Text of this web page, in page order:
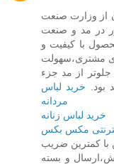
از وزارت صنعت
در مد و صنعت
با کیفیت و
مشتری،سهولت
جلوتر از مد جزء
بود. خرید لباس
مردانه
خرید لباس زنانه
مکس بکس
با کمترین ضریب
و بسته